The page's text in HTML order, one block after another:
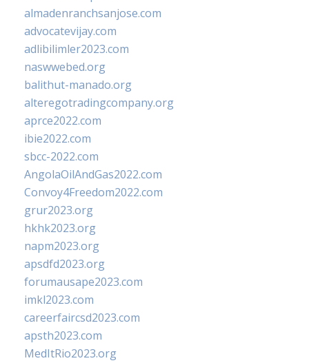
almadenranchsanjose.com
advocatevijay.com
adlibilimler2023.com
naswwebed.org
balithut-manado.org
alteregotradingcompany.org
aprce2022.com
ibie2022.com
sbcc-2022.com
AngolaOilAndGas2022.com
Convoy4Freedom2022.com
grur2023.org
hkhk2023.org
napm2023.org
apsdfd2023.org
forumausape2023.com
imkl2023.com
careerfaircsd2023.com
apsth2023.com
MedItRio2023.org